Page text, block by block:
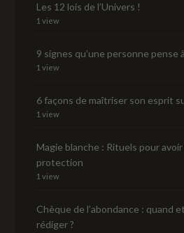
Les 12 lois de l’Univers !
1 view
9 signes qu’une personne pense
1 view
6 façons de maîtriser son esprit
1 view
Magie blanche : Rituels pour avoir
protection
1 view
Chèque de l’abondance : quand
rédiger ?